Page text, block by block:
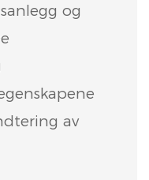
og
av